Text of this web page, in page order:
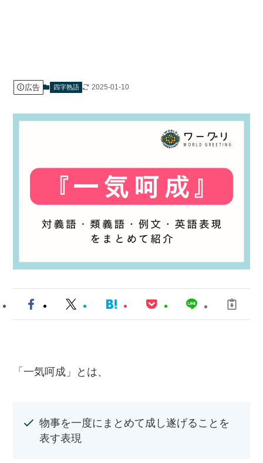
広告 四字熟語 2025-01-10
「一気呵成」とは、
物事を一度にまとめて成し遂げることを
表す表現